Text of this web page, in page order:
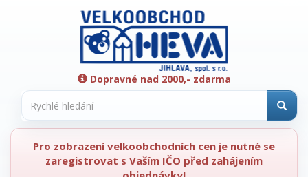
Dopravné nad 2000,- zdarma
Pro zobrazení velkoobchodních cen je nutné se
zaregistrovat s Vaším IČO před zahájením